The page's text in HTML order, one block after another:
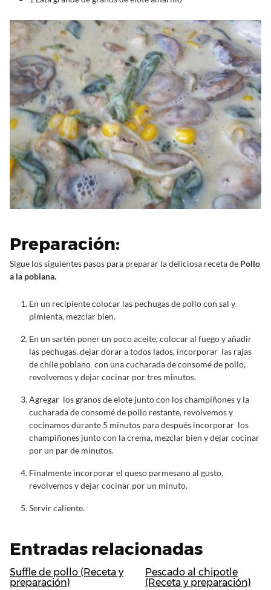
Preparación:
Sigue los siguientes pasos para preparar la deliciosa receta de Pollo
a la poblana.
En un recipiente colocar las pechugas de pollo con sal y
pimienta, mezclar bien.
En un sartén poner un poco aceite, colocar al fuego y añadir
las pechugas, dejar dorar a todos lados, incorporar las rajas
de chile poblano con una cucharada de consomé de pollo,
revolvemos y dejar cocinar por tres minutos.
Agregar los granos de elote junto con los champiñones y la
cucharada de consomé de pollo restante, revolvemos y
cocinamos durante 5 minutos para después incorporar los
champiñones junto con la crema, mezclar bien y dejar cocinar
por un par de minutos.
Finalmente incorporar el queso parmesano al gusto,
revolvemos y dejar cocinar por un minuto.
Servir caliente.
Entradas relacionadas
Suffle de pollo (Receta y
preparación)
Pescado al chipotle
(Receta y preparación)